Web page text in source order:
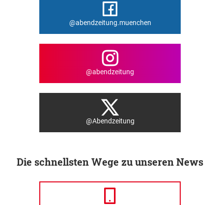
@abendzeitung.muenchen
@abendzeitung
@Abendzeitung
Die schnellsten Wege zu unseren News